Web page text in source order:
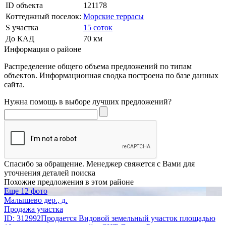
ID объекта
121178
Коттеджный поселок: Морские террасы
S участка
15 соток
До КАД
70 км
Информация о районе
Распределение общего объема предложений по типам
объектов. Информационная сводка построена по базе данных
сайта.
Нужна помощь в выборе лучших предложений?
Спасибо за обращение. Менеджер свяжется с Вами для
уточнения деталей поиска
Похожие предложения в этом районе
Еще 12 фото
Малышево дер., д.
Продажа участка
ID: 312992Продается Видовой земельный участок площадью